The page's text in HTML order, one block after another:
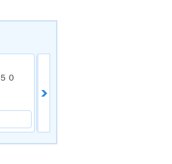
０